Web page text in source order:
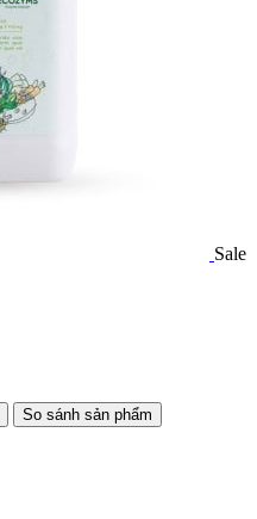
Sale
So sánh sản phẩm